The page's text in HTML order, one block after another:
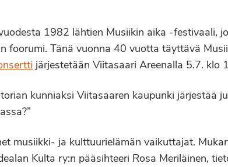
1982 lähtien Musiikin aika -festivaali,
foorumi. Tänä vuonna 40 vuotta täyttävä
järjestetään Viitasaari Areenalla 5.7. klo
kunniaksi Viitasaaren kaupunki järjestää
musiikki- ja kulttuurielämän vaikuttajat.
Kulta ry:n pääsihteeri Rosa Meriläinen,